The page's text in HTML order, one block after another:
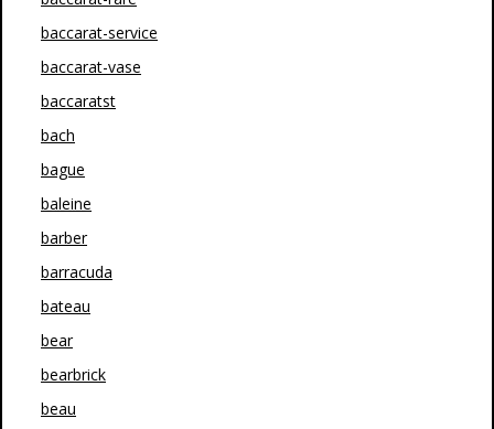
baccarat-service
baccarat-vase
baccaratst
bach
bague
baleine
barber
barracuda
bateau
bear
bearbrick
beau